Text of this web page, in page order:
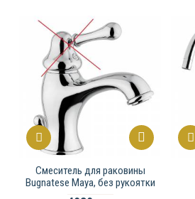
Смеситель для раковины
Bugnatese Maya, без рукоятки